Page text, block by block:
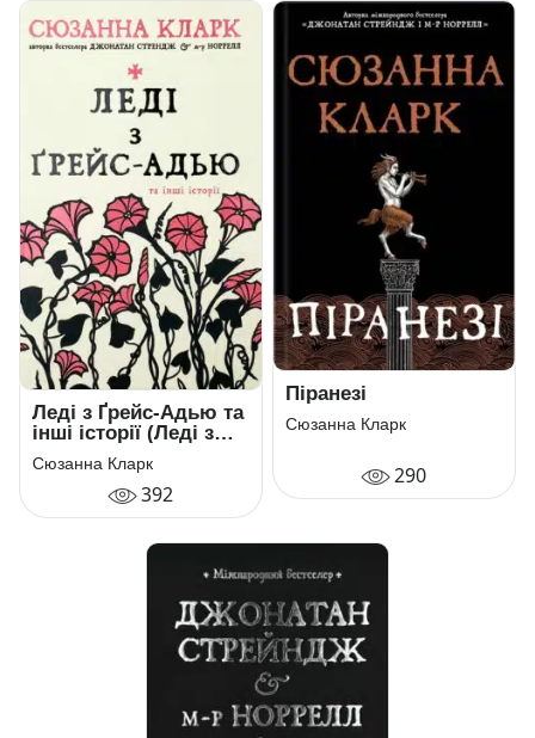
Леді з Ґрейс-Адью та
інші історії (Леді з
Грейс-Адью)
Сюзанна Кларк
392
Піранезі
Сюзанна Кларк
290